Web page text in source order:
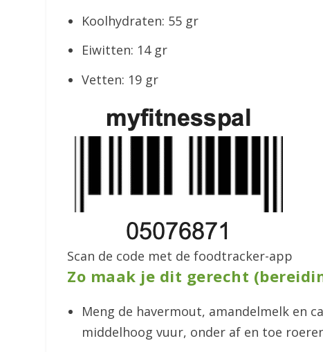
Koolhydraten: 55 gr
Eiwitten: 14 gr
Vetten: 19 gr
Scan de code met de foodtracker-app
Zo maak je dit gerecht
Meng de havermout, amandelmelk en
middelhoog vuur, onder af en toe